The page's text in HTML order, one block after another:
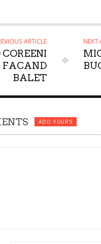
ARTICLE
FACAND
BALET
NEXT
ADD YOURS